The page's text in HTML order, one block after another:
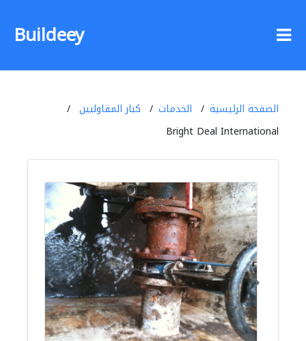
Buildeey
الصفحة الرئيسية الخدمات
كبار المقاوليين
Bright Deal International